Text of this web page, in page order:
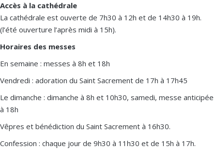
Accès à la cathédrale
La cathédrale est ouverte de 7h30 à 12h et de 14h30 à 19h.
(l’été ouverture l’après midi à 15h).
Horaires des messes
En semaine : messes à 8h et 18h
Vendredi : adoration du Saint Sacrement de 17h à 17h45
Le dimanche : dimanche à 8h et 10h30, samedi, messe anticipée
à 18h
Vêpres et bénédiction du Saint Sacrement à 16h30.
Confession : chaque jour de 9h30 à 11h30 et de 15h à 17h.